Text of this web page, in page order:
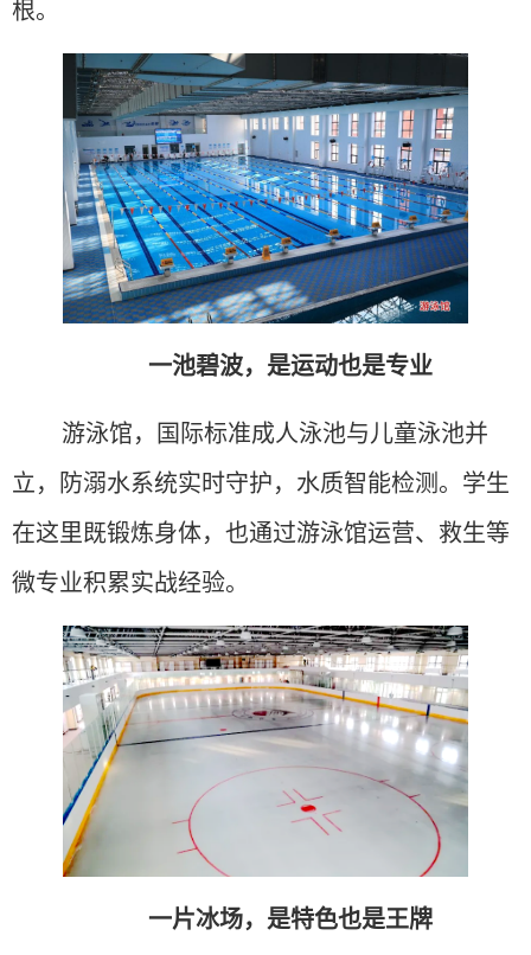
根。
一池碧波，是运动也是专业
游泳馆，国际标准成人泳池与儿童泳池并
立，防溺水系统实时守护，水质智能检测。学生
在这里既锻炼身体，也通过游泳馆运营、救生等
微专业积累实战经验。
一片冰场，是特色也是王牌